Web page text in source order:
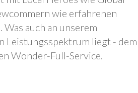
wie erfahrenen
Was auch an unserem
Leistungsspektrum liegt - dem
Wonder-Full-Service.